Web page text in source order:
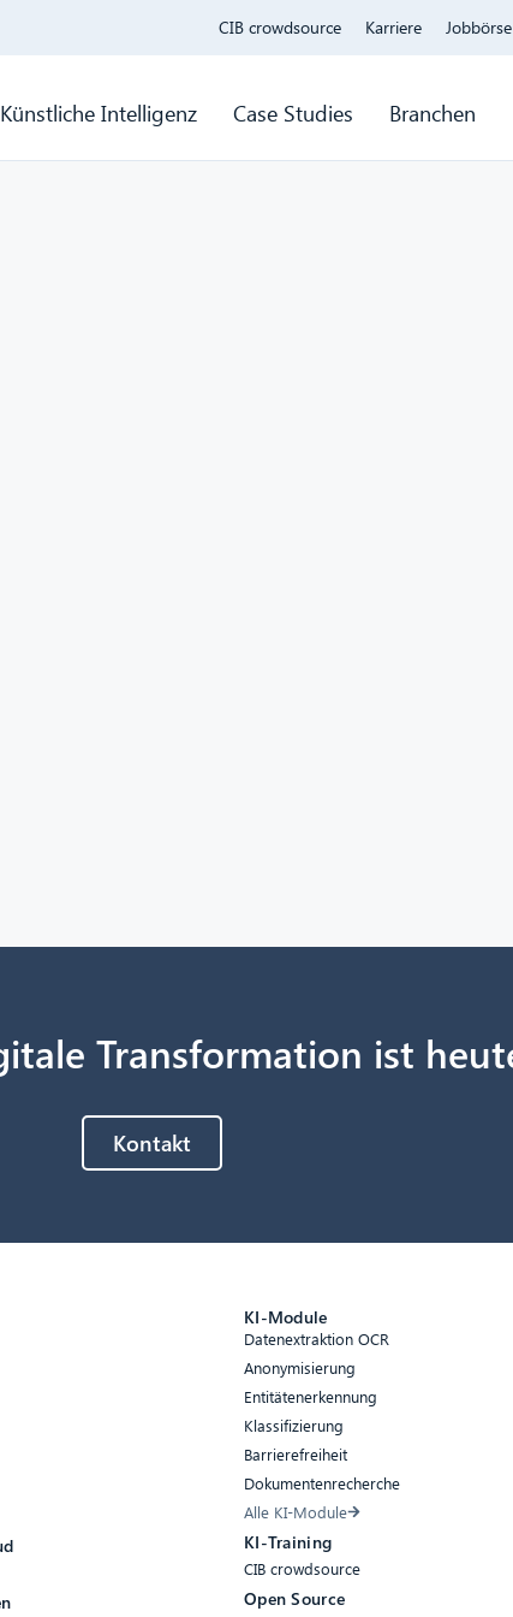
CIB crowdsource Karriere Jobbörse
Künstliche Intelligenz Case Studies Branchen
Transformation ist
Kontakt
KI-Module
Datenextraktion OCR
Anonymisierung
Entitätenerkennung
Klassifizierung
Barrierefreiheit
Dokumentenrecherche
Alle KI-Module
KI-Training
CIB crowdsource
Open Source